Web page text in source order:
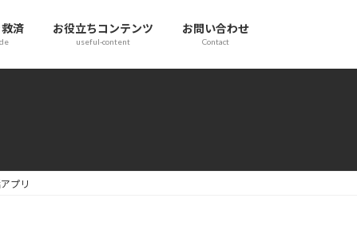
済 お役立ちコンテンツ
useful-content
お問い合わせ
Contact
プリ